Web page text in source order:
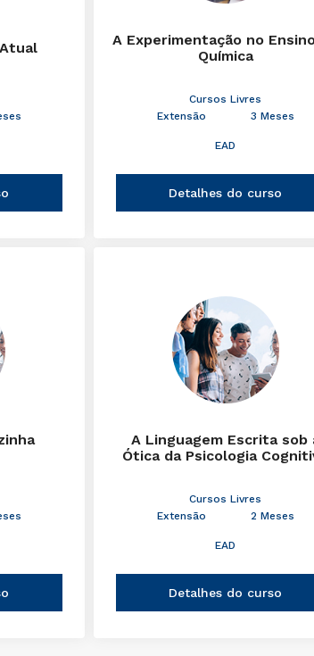
A Experimentação no
Química
Cursos Livres
Extensão
3 Meses
EAD
Detalhes do curso
A Linguagem Escrita sob
Ótica da Psicologia
Cursos Livres
Extensão
2 Meses
EAD
Detalhes do curso